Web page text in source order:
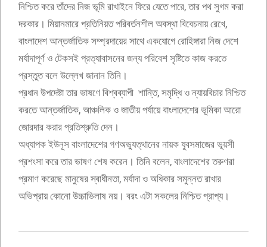
নিশ্চিত করে তাঁদের নিজ ভূমি রাখাইনে ফিরে যেতে পারে, তার পথ সুগম করা
দরকার। মিয়ানমারে প্রতিনিয়ত পরিবর্তনশীল অবস্থা বিবেচনায় রেখে,
বাংলাদেশ আন্তর্জাতিক সম্প্রদায়ের সাথে একযোগে রোহিঙ্গারা নিজ দেশে
মর্যাদাপূর্ণ ও টেকসই প্রত্যাবাসনের জন্য পরিবেশ সৃষ্টিতে কাজ করতে
প্রস্তুত বলে উল্লেখ জানান তিনি।
প্রধান উপদেষ্টা তার ভাষণে বিশ্বব্যাপী শান্তি, সমৃদ্ধি ও ন্যায়বিচার নিশ্চিত
করতে আন্তর্জাতিক, আঞ্চলিক ও জাতীয় পর্যায়ে বাংলাদেশের ভূমিকা আরো
জোরদার করার প্রতিশ্রুতি দেন।
অধ্যাপক ইউনূস বাংলাদেশের গণঅভ্যুত্থানের নায়ক যুবসমাজের ভূয়সী
প্রশংসা করে তার ভাষণ শেষ করেন। তিনি বলেন, বাংলাদেশের তরুণরা
প্রমাণ করেছে মানুষের স্বাধীনতা, মর্যাদা ও অধিকার সমুন্নত রাখার
অভিপ্রায় কোনো উচ্চাভিলাষ নয়। বরং এটা সকলের নিশ্চিত প্রাপ্য।